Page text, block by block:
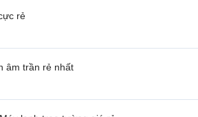
rẻ
âm trần rẻ nhất